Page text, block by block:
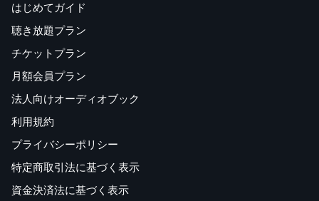
はじめてガイド
聴き放題プラン
チケットプラン
月額会員プラン
法人向けオーディオブック
利用規約
プライバシーポリシー
特定商取引法に基づく表示
資金決済法に基づく表示